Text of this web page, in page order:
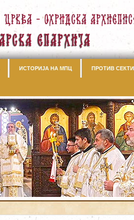
ИСТОРИЈА НА МПЦ ПРОТИВ